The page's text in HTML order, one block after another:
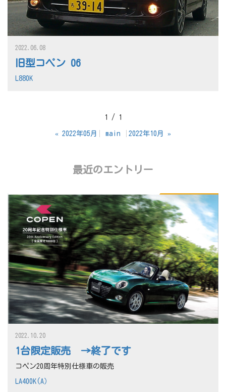
旧型コペン 06
2022.06.08
L880K
1 / 1
« 2022年05月 main 2022年10月 »
最近のエントリー
1台限定販売 →終了です
2022.10.20
コペン20周年特別仕様車の販売
LA400K(A）